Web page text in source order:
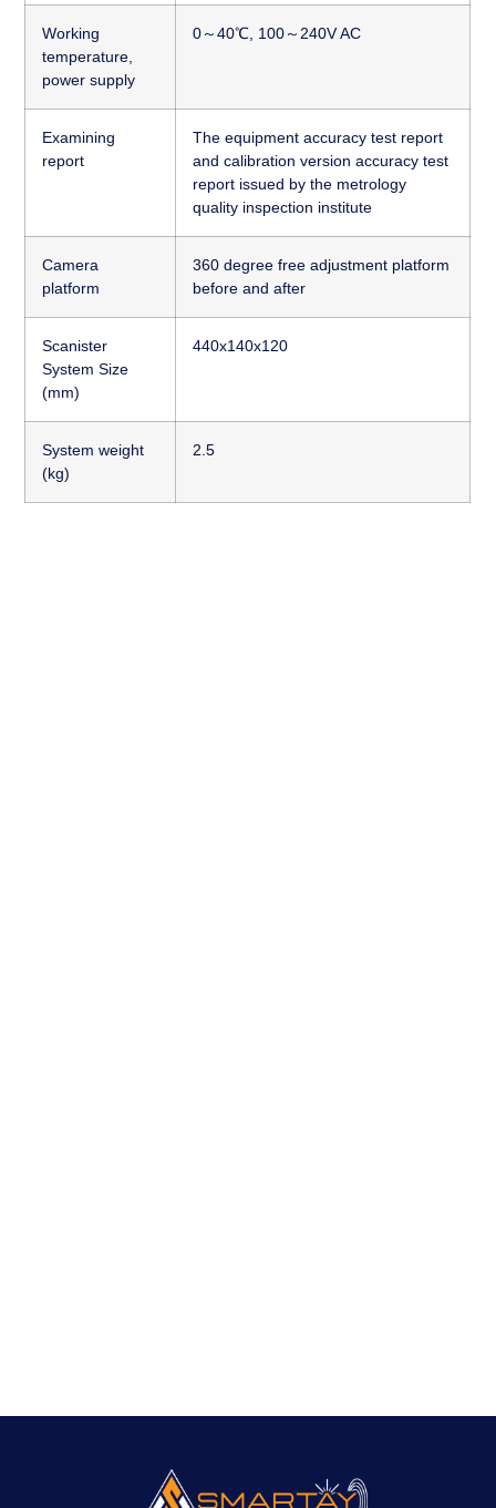
Working
temperature,
power supply
0～40℃, 100～240V AC
Examining
report
The equipment accuracy test report
and calibration version accuracy test
report issued by the metrology
quality inspection institute
Camera
platform
360 degree free adjustment platform
before and after
Scanister
System Size
(mm)
440x140x120
System weight
(kg)
2.5